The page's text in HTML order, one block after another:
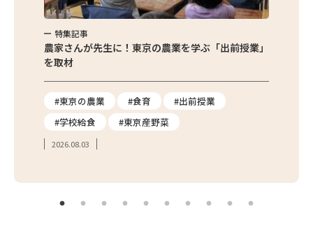
特集記事
農家さんが先生に！東京の農業を学ぶ「出前授業」
を取材
#東京の農業 #食育
#出前授業
#学校給食
#東京産野菜
2026.08.03